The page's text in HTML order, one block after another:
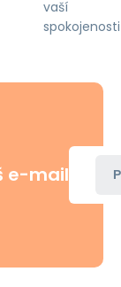
vaší
spokojenosti
e-mail